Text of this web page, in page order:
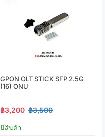
GPON OLT STICK SFP 2.5G
(16) ONU
฿3,200 ฿3,500
มีสินค้า